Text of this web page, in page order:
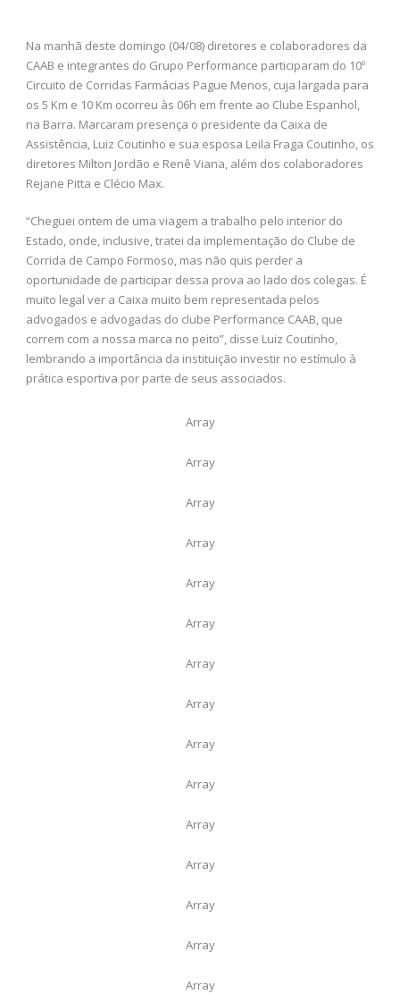
Na manhã deste domingo (04/08) diretores e colaboradores da
CAAB e integrantes do Grupo Performance participaram do 10º
Circuito de Corridas Farmácias Pague Menos, cuja largada para
os 5 Km e 10 Km ocorreu às 06h em frente ao Clube Espanhol,
na Barra. Marcaram presença o presidente da Caixa de
Assistência, Luiz Coutinho e sua esposa Leila Fraga Coutinho, os
diretores Milton Jordão e Renê Viana, além dos colaboradores
Rejane Pitta e Clécio Max.
“Cheguei ontem de uma viagem a trabalho pelo interior do
Estado, onde, inclusive, tratei da implementação do Clube de
Corrida de Campo Formoso, mas não quis perder a
oportunidade de participar dessa prova ao lado dos colegas. É
muito legal ver a Caixa muito bem representada pelos
advogados e advogadas do clube Performance CAAB, que
correm com a nossa marca no peito”, disse Luiz Coutinho,
lembrando a importância da instituição investir no estímulo à
prática esportiva por parte de seus associados.
Array
Array
Array
Array
Array
Array
Array
Array
Array
Array
Array
Array
Array
Array
Array